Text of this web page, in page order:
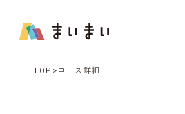
TOP コース詳細